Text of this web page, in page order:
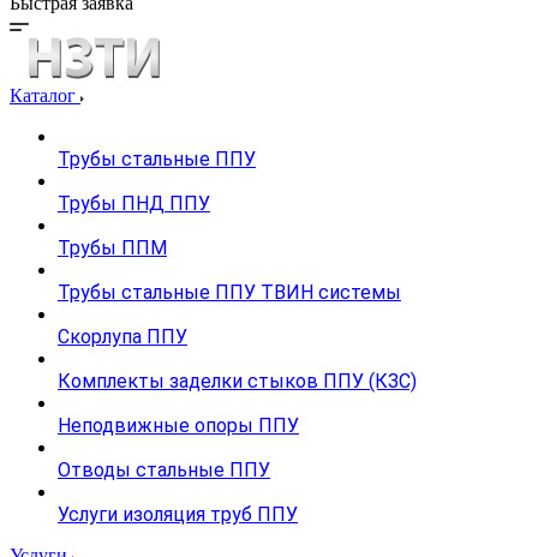
Каталог
Трубы стальные ППУ
Трубы ПНД ППУ
Трубы ППМ
Трубы стальные ППУ ТВИН системы
Скорлупа ППУ
Комплекты заделки стыков ППУ (КЗС)
Неподвижные опоры ППУ
Отводы стальные ППУ
Услуги изоляция труб ППУ